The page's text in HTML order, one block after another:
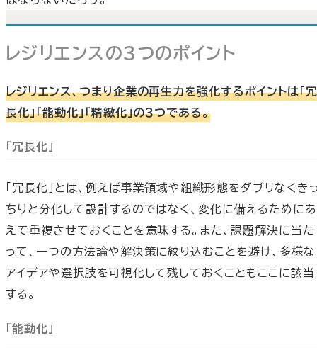
レジリエンスの3つのポイント
レジリエンス、つまり企業の再生力を強化するポイントは「冗
長化」「能動化」「精緻化」の３つである。
「冗長化」
「冗長化」とは、例えば事業領域や組織形態をダブリなくき
ちりと分化して設計するのではなく、変化に備えるためにあ
えて重複させておくことを意味する。また、課題解決に当た
って、一つの方法論や解決策に絞り込むことを避け、多様な
アイデアや選択肢を可視化して残しておくこともここに該当
する。
「能動化」